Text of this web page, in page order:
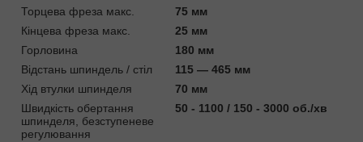
Торцева фреза макс.
75 мм
Кінцева фреза макс.
25 мм
Горловина
180 мм
Відстань шпиндель / стіл
115 — 465 мм
Хід втулки шпинделя
70 мм
Швидкість обертання
шпинделя, безступеневе
регулювання
50 - 1100 / 150 - 3000 об./хв